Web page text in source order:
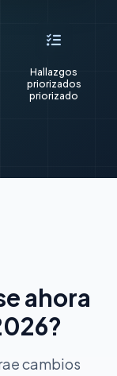
Hallazgos
priorizados
priorizado
ahora
cambios